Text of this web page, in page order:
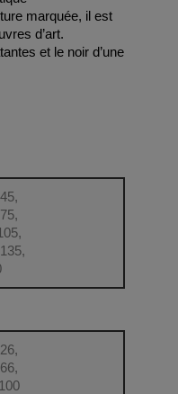
marquée, il est
d’art.
et le noir d’une